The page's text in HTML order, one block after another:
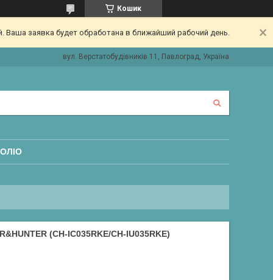
Кошик
заявка будет обработана в ближайший рабочий день.
вул. Верстатобудівників 11, Павлоград, Україна
(CH-IC035RKE/CH-IU035RKE)